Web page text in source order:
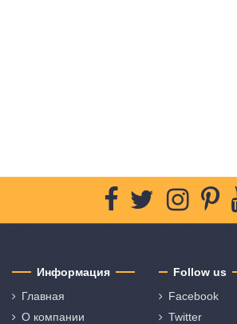
Информация
Главная
О компании
Follow us
Facebook
Twitter